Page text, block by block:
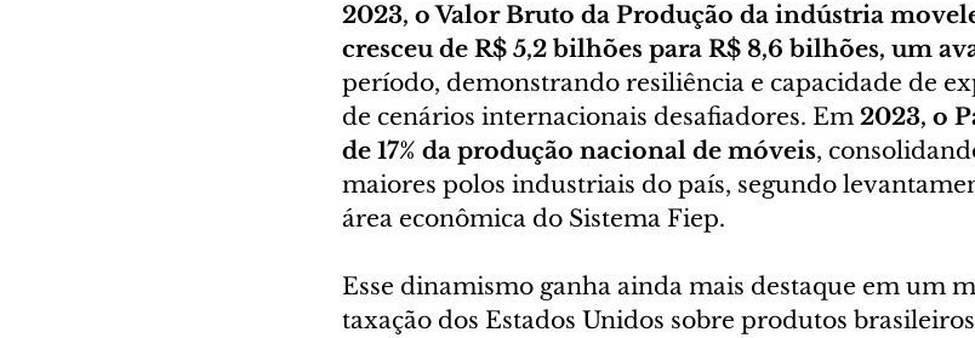
2023, o Valor Bruto da Produção da indústria
cresceu de R$ 5,2 bilhões para R$ 8,6 bilhões, um
período, demonstrando resiliência e capacidade de
de cenários internacionais desafiadores. Em 2023, o
de 17% da produção nacional de móveis,
maiores polos industriais do país, segundo
área econômica do Sistema Fiep.
Esse dinamismo ganha ainda mais destaque em um
taxação dos Estados Unidos sobre produtos